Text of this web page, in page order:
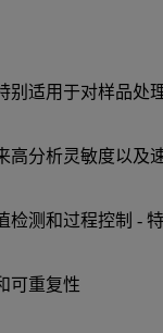
别适用于对样品处
高分析灵敏度以及
检测和过程控制 -
可重复性